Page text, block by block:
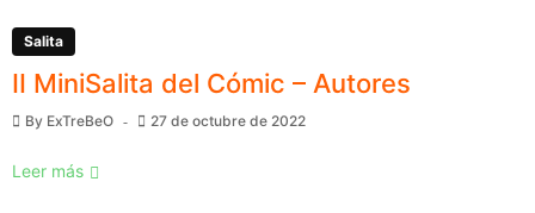
Salita
II MiniSalita del Cómic – Autores
By ExTreBeO 27 de octubre de 2022
Leer más